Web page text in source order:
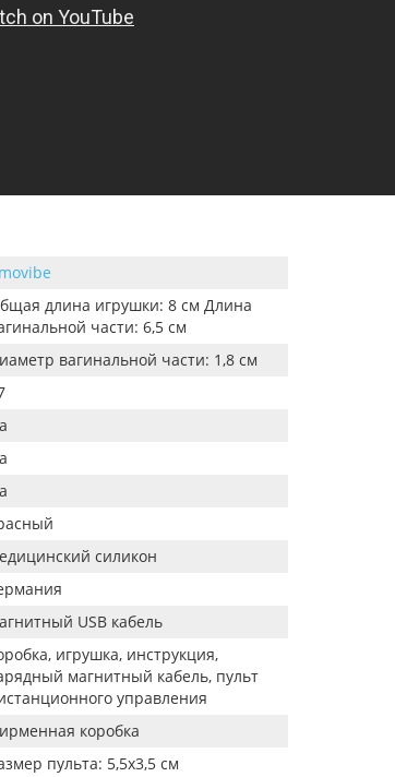
длина игрушки: 8 см Длина
части: 6,5 см
вагинальной части: 1,8 см
силикон
USB кабель
игрушка, инструкция,
магнитный кабель, пульт
управления
коробка
пульта: 5,5х3,5 см